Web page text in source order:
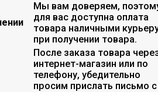
Мы вам доверяем,
для вас доступна оплата
товара наличными
при получении товара.
После заказа товара
интернет-магазин или по
телефону, убедительно
просим прислать письмо с